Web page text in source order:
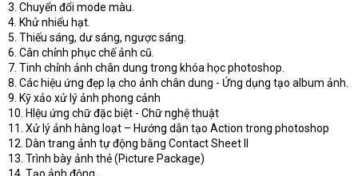
3. Chuyển đổi mode màu.
4. Khử nhiểu hạt.
5. Thiếu sáng, dư sáng, ngược sáng.
6. Cân chỉnh phục chế ảnh cũ.
7. Tinh chỉnh ảnh chân dung trong khóa học photoshop.
8. Các hiệu ứng đẹp lạ cho ảnh chân dung - Ứng dụng tạo album ảnh.
9. Kỹ xảo xử lý ảnh phong cảnh
10. HIệu ứng chữ đặc biệt - Chữ nghệ thuật
11. Xử lý ảnh hàng loạt – Hướng dẫn tạo Action trong photoshop
12. Dàn trang ảnh tự động bằng Contact Sheet II
13. Trình bày ảnh thẻ (Picture Package)